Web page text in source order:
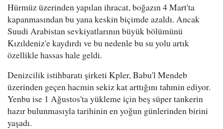
Hürmüz üzerinden yapılan ihracat, boğazın 4 Mart'ta
kapanmasından bu yana keskin biçimde azaldı. Ancak
Suudi Arabistan sevkiyatlarının büyük bölümünü
Kızıldeniz'e kaydırdı ve bu nedenle bu su yolu artık
özellikle hassas hale geldi.
Denizcilik istihbaratı şirketi Kpler, Babu'l Mendeb
üzerinden geçen hacmin sekiz kat arttığını tahmin ediyor.
Yenbu ise 1 Ağustos'ta yükleme için beş süper tankerin
hazır bulunmasıyla tarihinin en yoğun günlerinden birini
yaşadı.